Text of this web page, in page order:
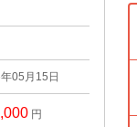
05月15日
円